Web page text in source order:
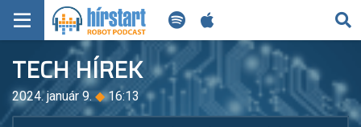
KERESÉS
KEZDŐLAP
FRISS HÍREK
TECH HÍREK
2024. január 9. ◆16:13